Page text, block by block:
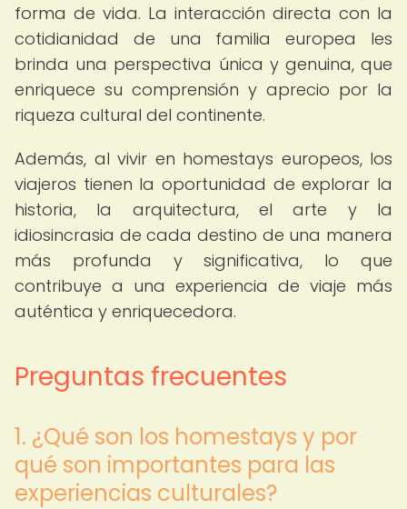
forma de vida. La interacción directa con la
cotidianidad de una familia europea les
brinda una perspectiva única y genuina, que
enriquece su comprensión y aprecio por la
riqueza cultural del continente.
Además, al vivir en homestays europeos, los
viajeros tienen la oportunidad de explorar la
historia, la arquitectura, el arte y la
idiosincrasia de cada destino de una manera
más profunda y significativa, lo que
contribuye a una experiencia de viaje más
auténtica y enriquecedora.
Preguntas frecuentes
1. ¿Qué son los homestays y por
qué son importantes para las
experiencias culturales?